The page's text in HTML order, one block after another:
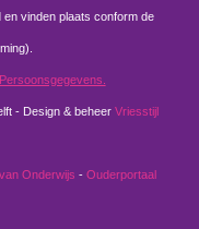
vinden plaats conform de
- Design & beheer Vriesstijl
Onderwijs - Ouderportaal